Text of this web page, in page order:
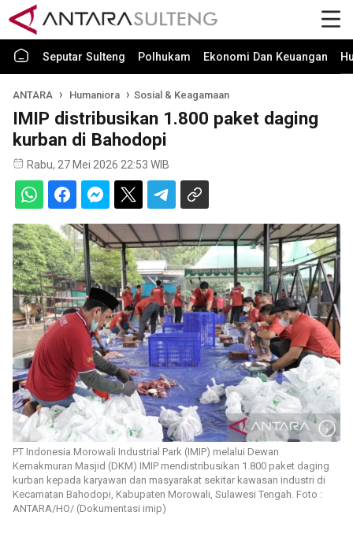
Seputar Sulteng Polhukam Ekonomi Dan Keuangan
ANTARA Humaniora Sosial & Keagamaan
IMIP distribusikan 1.800 paket daging
kurban di Bahodopi
Rabu, 27 Mei 2026 22:53 WIB
PT Indonesia Morowali Industrial Park (IMIP) melalui Dewan
Kemakmuran Masjid (DKM) IMIP mendistribusikan 1.800 paket daging
kurban kepada karyawan dan masyarakat sekitar kawasan industri di
Kecamatan Bahodopi, Kabupaten Morowali, Sulawesi Tengah. Foto :
ANTARA/HO/ (Dokumentasi imip)